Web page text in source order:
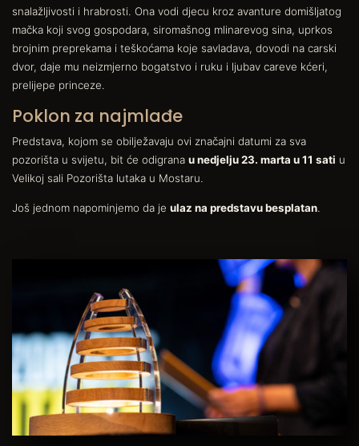
snalažljivosti i hrabrosti. Ona vodi djecu kroz avanture domišljatog
mačka koji svog gospodara, siromašnog mlinarevog sina, uprkos
brojnim preprekama i teškoćama koje savladava, dovodi na carski
dvor, daje mu neizmjerno bogatstvo i ruku i ljubav careve kćeri,
prelijepe princeze.
Poklon za najmlađe
Predstava, kojom se obilježavaju ovi značajni datumi za sva
pozorišta u svijetu, bit će odigrana u nedjelju 23. marta u 11 sati u
Velikoj sali Pozorišta lutaka u Mostaru.
Još jednom napominjemo da je ulaz na predstavu besplatan.